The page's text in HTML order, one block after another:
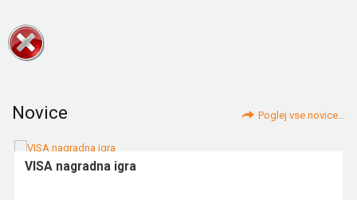
Novice Poglej vse novice...
VISA nagradna igra